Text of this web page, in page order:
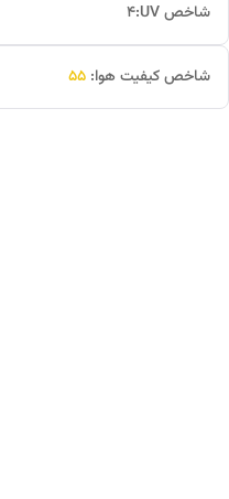
شاخص UV: 4
شاخص کیفیت هوا: 55